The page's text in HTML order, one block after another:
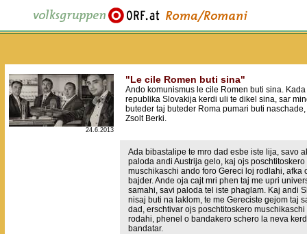
24.6.2013
"Le cile Romen buti sina"
Ando komunismus le cile Romen buti sina. Kada
republika Slovakija kerdi uli te dikel sina, sar
buteder taj buteder Roma pumari buti
Zsolt Berki.
Ada bibastalipe te mro dad esbe iste lija, savo
paloda andi Austrija gelo, kaj ojs poschtitoskero
muschikaschi ando foro Gereci loj rodlahi, afka
bajder. Ande oja cajt mri phen taj me upri
samahi, savi paloda tel iste phaglam. Kaj andi
nisaj buti na laklom, te me Gereciste gejom taj
dad, erschtivar ojs poschtitoskero muschikaschi
rodahi, phenel o bandakero schero la neva
bandatar.